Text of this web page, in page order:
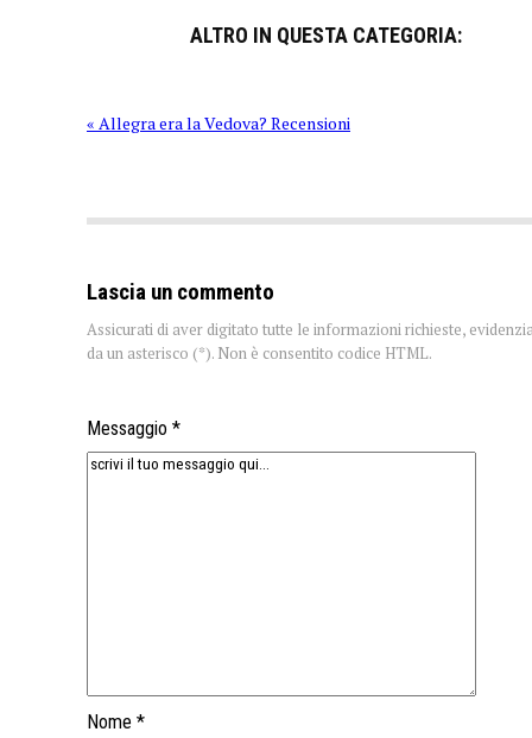
ALTRO IN QUESTA CATEGORIA:
« Allegra era la Vedova? Recensioni
Lascia un commento
Assicurati di aver digitato tutte le informazioni richieste,
da un asterisco (*). Non è consentito codice HTML.
Messaggio *
Nome *